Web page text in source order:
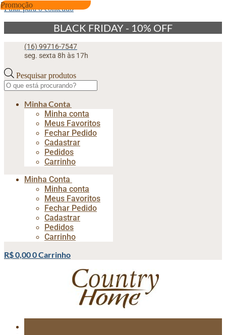
Pular para o conteúdo
BLACK FRIDAY - 10% OFF
(16) 99716-7547
seg. sexta 8h às 17h
Pesquisar produtos
Minha Conta
Minha conta
Meus Favoritos
Fechar Pedido
Cadastrar
Pedidos
Carrinho
Minha Conta
Minha conta
Meus Favoritos
Fechar Pedido
Cadastrar
Pedidos
Carrinho
R$0,000Carrinho
Promoção